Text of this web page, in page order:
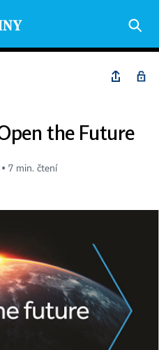
the Future
▪ 7 min. čtení